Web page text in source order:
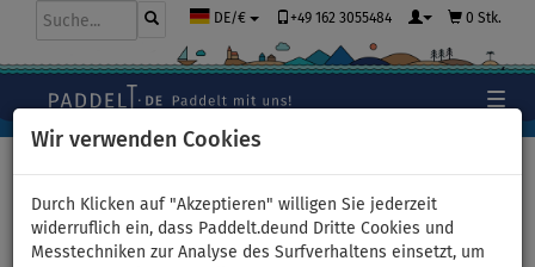
Wir verwenden Cookies
Durch Klicken auf "Akzeptieren" willigen Sie jederzeit
widerruflich ein, dass Paddelt.deund Dritte Cookies und
Messtechniken zur Analyse des Surfverhaltens einsetzt, um
DE/€ +49 162 3055484 0 Stk.